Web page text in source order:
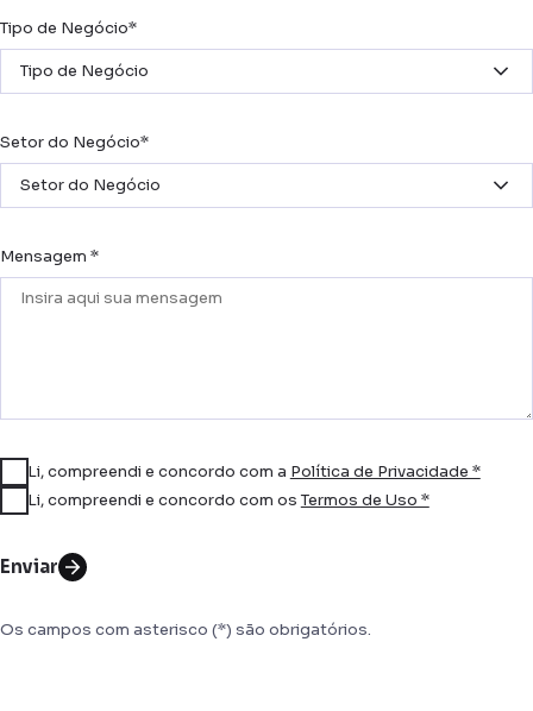
Tipo de Negócio*
Tipo de Negócio
Setor do Negócio*
Setor do Negócio
Mensagem *
Li, compreendi e concordo com a Política de Privacidade *
Li, compreendi e concordo com os Termos de Uso *
Enviar
Os campos com asterisco (*) são obrigatórios.